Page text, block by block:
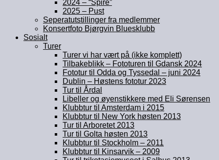
2024 – “Spire”
2025 – Pust
Seperatutstillinger fra medlemmer
Konsertfoto Bjørgvin Bluesklubb
Sosialt
Turer
Turer vi har vært på (ikke komplett)
Tilbakeblikk – Fototuren til Gdansk 2024
Fototur til Odda og Tyssedal – juni 2024
Dublin – Høstens fototur 2023
Tur til Årdal
Libeller og øyenstikkere med Eli Sørensen
Klubbtur til Amsterdam i 2015
Klubbtur til New York høsten 2013
Tur til Arboretet 2013
Tur til Golta høsten 2013
Klubbtur til Stockholm – 2011
Klubbtur til Kinsarvik – 2009